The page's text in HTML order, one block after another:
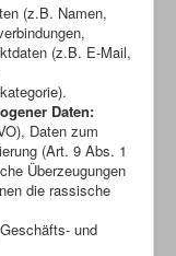
(z.B. Namen,
(z.B. E-Mail,
Daten:
Daten zum
(Art. 9 Abs. 1
Überzeugungen
die rassische
und